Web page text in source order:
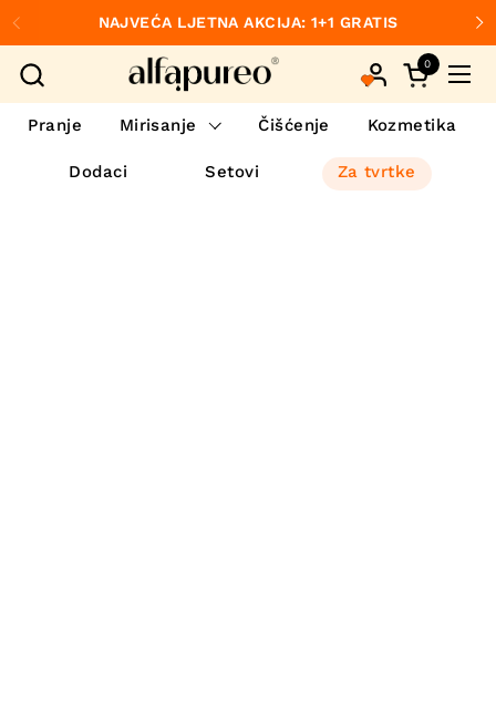
Preskoči na sadržaj
Prethodno
NAJVEĆA LJETNA AKCIJA: 1+1 GRATIS
Otvori
0
Pranje Mirisanje Čišćenje Kozmetika
Dodaci Setovi Za tvrtke